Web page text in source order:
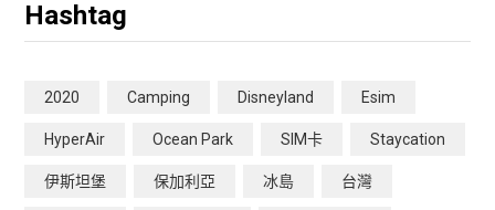
Hashtag
2020 Camping Disneyland Esim
HyperAir Ocean Park SIM卡 Staycation
伊斯坦堡 保加利亞 冰島 台灣